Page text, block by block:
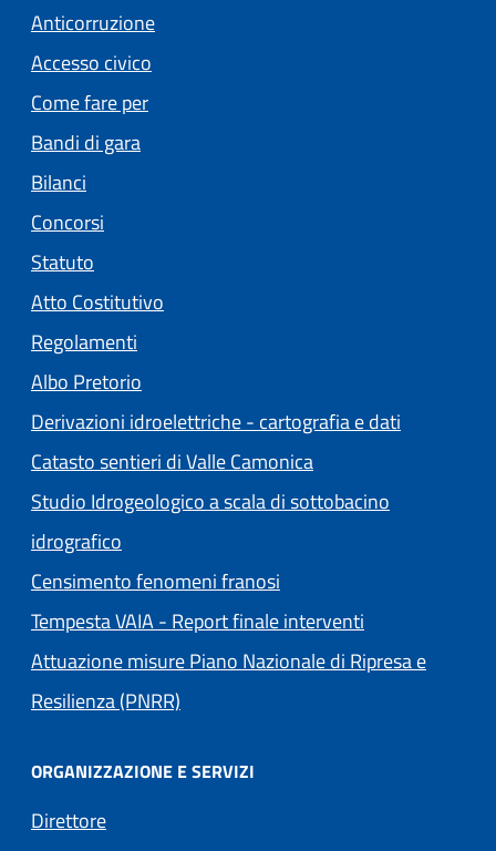
Anticorruzione
Accesso civico
Come fare per
Bandi di gara
Bilanci
Concorsi
Statuto
Atto Costitutivo
Regolamenti
Albo Pretorio
Derivazioni idroelettriche - cartografia e dati
Catasto sentieri di Valle Camonica
Studio Idrogeologico a scala di sottobacino
idrografico
Censimento fenomeni franosi
Tempesta VAIA - Report finale interventi
Attuazione misure Piano Nazionale di Ripresa e
Resilienza (PNRR)
ORGANIZZAZIONE E SERVIZI
Direttore